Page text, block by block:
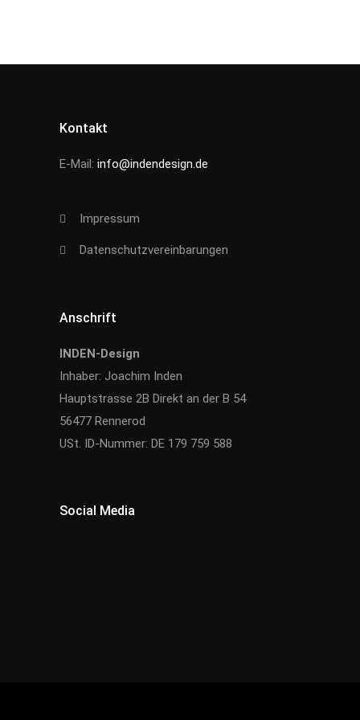
Kontakt
E-Mail: info@indendesign.de
Impressum
Datenschutzvereinbarungen
Anschrift
INDEN-Design
Inhaber: Joachim Inden
Hauptstrasse 2B Direkt an der B 54
56477 Rennerod
USt. ID-Nummer: DE 179 759 588
Social Media